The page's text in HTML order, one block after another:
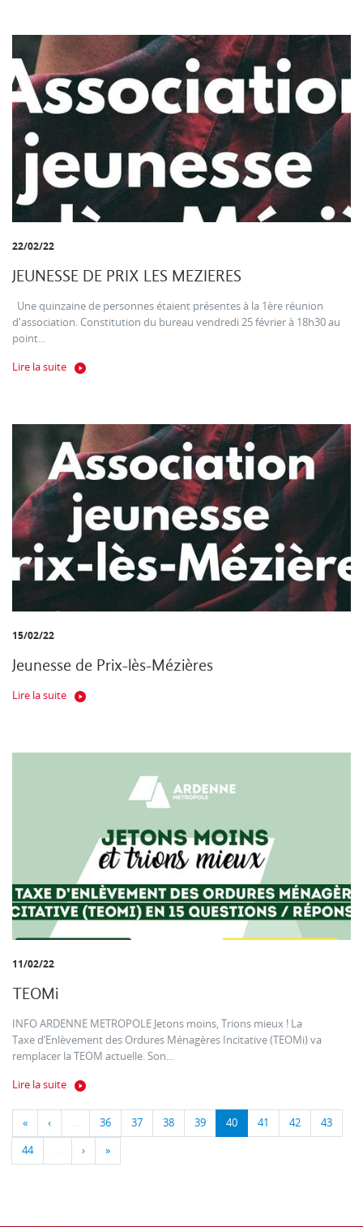
22/02/22
JEUNESSE DE PRIX LES MEZIERES
Une quinzaine de personnes étaient présentes à la 1ère réunion
d'association. Constitution du bureau vendredi 25 février à 18h30 au
point...
Lire la suite
15/02/22
Jeunesse de Prix-lès-Mézières
Lire la suite
11/02/22
TEOMi
INFO ARDENNE METROPOLE Jetons moins, Trions mieux ! La
Taxe d’Enlèvement des Ordures Ménagères Incitative (TEOMi) va
remplacer la TEOM actuelle. Son...
Lire la suite
« ‹ … 36 37 38 39 40 41 42 43
44 … › »